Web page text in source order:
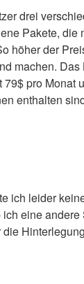
drei
Pakete, die
höher der
machen.
pro Monat
enthalten
ich leider
eine andere